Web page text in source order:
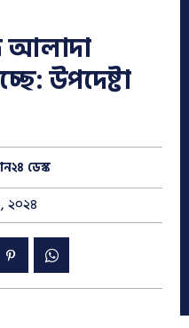
আলাদা
উপদেষ্টা
ডেস্ক
২০২৪